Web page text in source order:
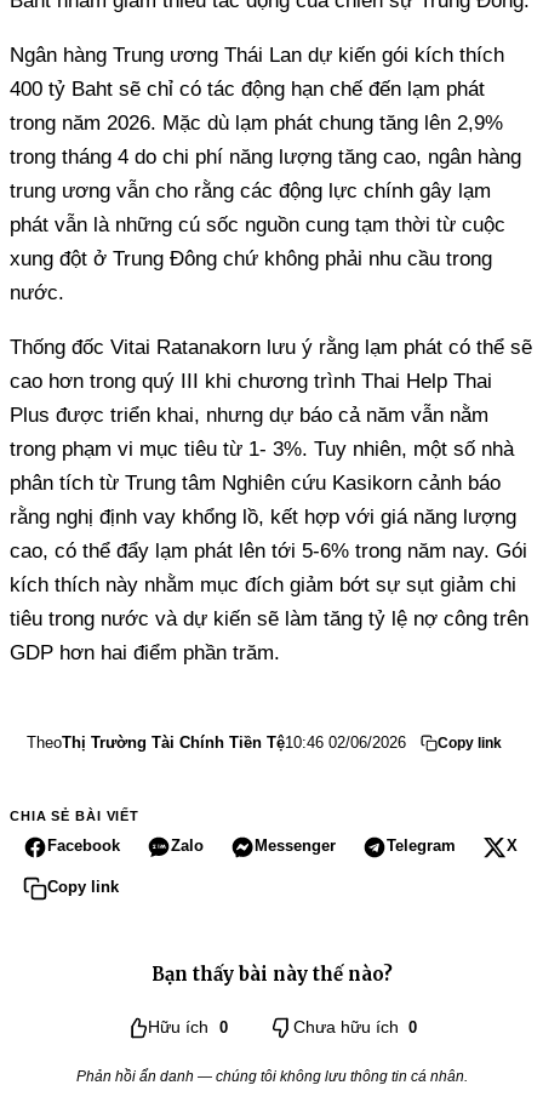
Ngân hàng Trung ương Thái Lan dự kiến ​​gói kích thích
400 tỷ Baht sẽ chỉ có tác động hạn chế đến lạm phát
trong năm 2026. Mặc dù lạm phát chung tăng lên 2,9%
trong tháng 4 do chi phí năng lượng tăng cao, ngân hàng
trung ương vẫn cho rằng các động lực chính gây lạm
phát vẫn là những cú sốc nguồn cung tạm thời từ cuộc
xung đột ở Trung Đông chứ không phải nhu cầu trong
nước.
Thống đốc Vitai Ratanakorn lưu ý rằng lạm phát có thể sẽ
cao hơn trong quý III khi chương trình Thai Help Thai
Plus được triển khai, nhưng dự báo cả năm vẫn nằm
trong phạm vi mục tiêu từ 1- 3%. Tuy nhiên, một số nhà
phân tích từ Trung tâm Nghiên cứu Kasikorn cảnh báo
rằng nghị định vay khổng lồ, kết hợp với giá năng lượng
cao, có thể đẩy lạm phát lên tới 5-6% trong năm nay. Gói
kích thích này nhằm mục đích giảm bớt sự sụt giảm chi
tiêu trong nước và dự kiến ​​sẽ làm tăng tỷ lệ nợ công trên
GDP hơn hai điểm phần trăm.
TheoThị Trường Tài Chính Tiền Tệ10:46 02/06/2026 Copy link
CHIA SẺ BÀI VIẾT
Facebook Zalo Messenger Telegram X
Copy link
Bạn thấy bài này thế nào?
Hữu ích 0 Chưa hữu ích 0
Phản hồi ẩn danh — chúng tôi không lưu thông tin cá nhân.